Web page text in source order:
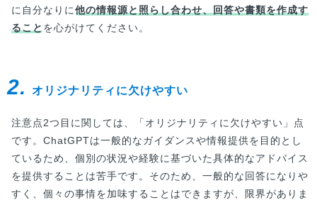
に自分なりに他の情報源と照らし合わせ、回答や書類を作成す
ること を心がけてください。
2. オリジナリティに欠けやすい
注意点2つ目に関しては、「オリジナリティに欠けやすい」点
です。ChatGPTは一般的なガイダンスや情報提供を目的とし
ているため、個別の状況や経験に基づいた具体的なアドバイス
を提供することは苦手です。そのため、一般的な回答になりや
すく、個々の事情を加味することはできますが、限界がありま